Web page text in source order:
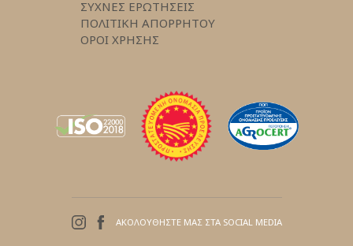
ΣΥΧΝΕΣ ΕΡΩΤΗΣΕΙΣ
ΠΟΛΙΤΙΚΗ ΑΠΟΡΡΗΤΟΥ
ΟΡΟΙ ΧΡΗΣΗΣ
ΑΚΟΛΟΥΘΗΣΤΕ ΜΑΣ ΣΤΑ SOCIAL MEDIA